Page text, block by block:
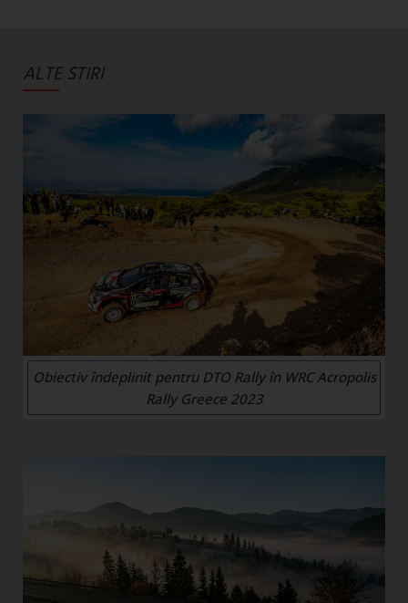
ALTE STIRI
Obiectiv îndeplinit pentru DTO Rally în WRC Acropolis
Rally Greece 2023